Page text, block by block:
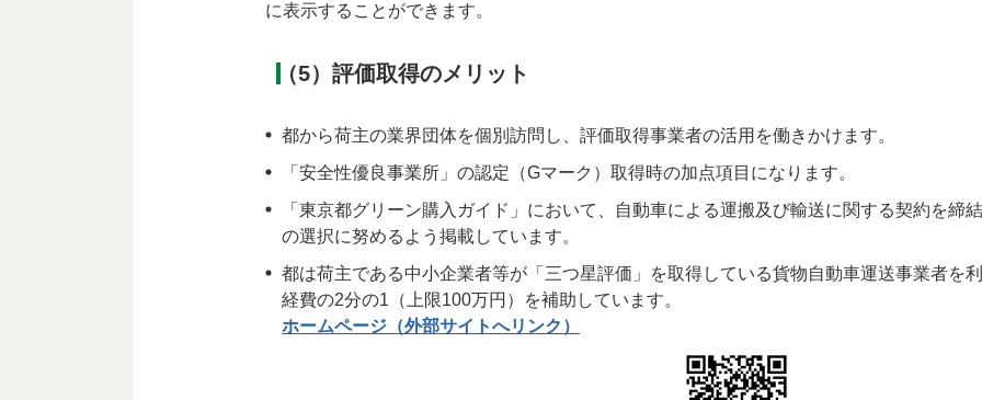
に表示することができます。
（5）評価取得のメリット
都から荷主の業界団体を個別訪問し、評価取得事業者の活用を働きかけます。
「安全性優良事業所」の認定（Gマーク）取得時の加点項目になります。
「東京都グリーン購入ガイド」において、自動車による運搬及び輸送に関する契約を締
の選択に努めるよう掲載しています。
都は荷主である中小企業者等が「三つ星評価」を取得している貨物自動車運送事業者を
経費の2分の1（上限100万円）を補助しています。
ホームページ（外部サイトへリンク）